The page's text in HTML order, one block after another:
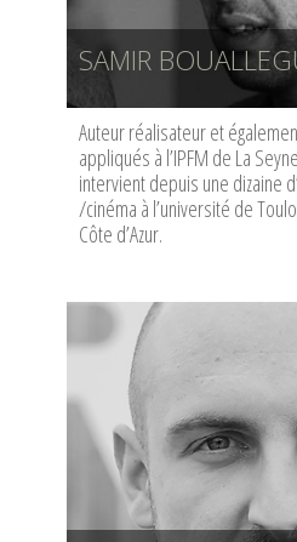
SAMIR
Auteur réalisateur et
appliqués à l’IPFM de La
intervient depuis une dizaine
/cinéma à l’université de
Côte d’Azur.